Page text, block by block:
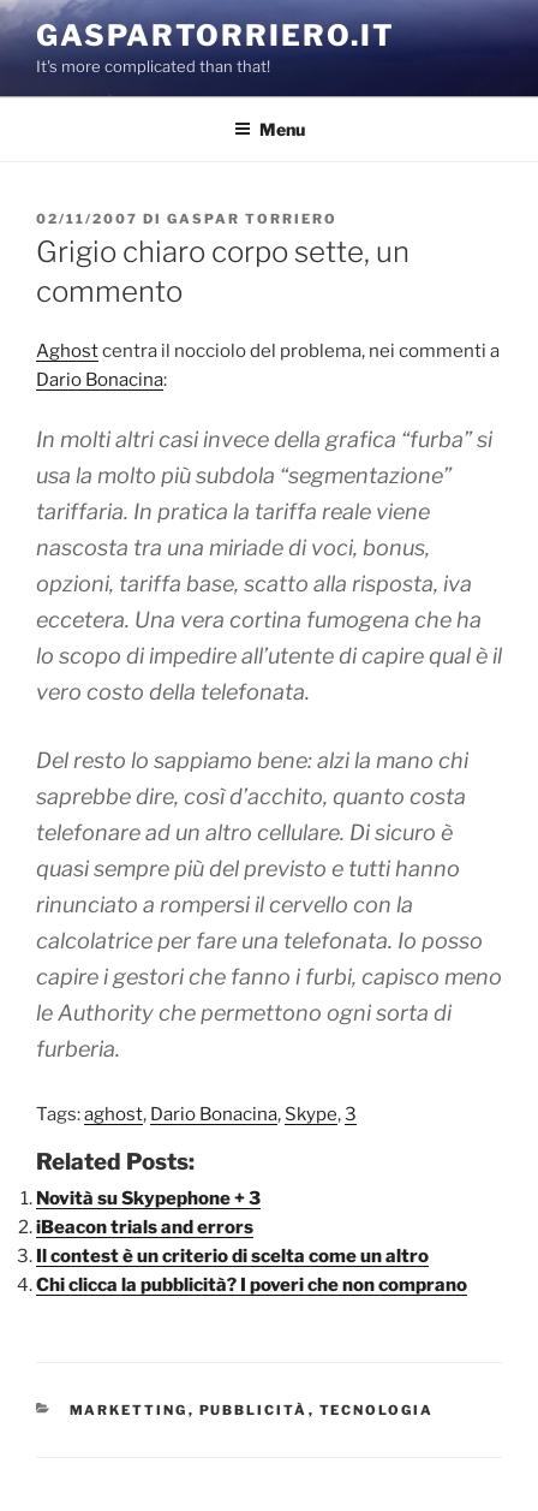
Salta
al
contenuto
GASPARTORRIERO.IT
It's more complicated than that!
Menu
PUBBLICATO
IL
02/11/2007 DI GASPAR TORRIERO
Grigio chiaro corpo sette, un
commento
Aghostcentra il nocciolo del problema, nei commenti a
Dario Bonacina:
In molti altri casi invece della grafica “furba” si
usa la molto più subdola “segmentazione”
tariffaria. In pratica la tariffa reale viene
nascosta tra una miriade di voci, bonus,
opzioni, tariffa base, scatto alla risposta, iva
eccetera. Una vera cortina fumogena che ha
lo scopo di impedire all’utente di capire qual è il
vero costo della telefonata.
Del resto lo sappiamo bene: alzi la mano chi
saprebbe dire, così d’acchito, quanto costa
telefonare ad un altro cellulare. Di sicuro è
quasi sempre più del previsto e tutti hanno
rinunciato a rompersi il cervello con la
calcolatrice per fare una telefonata. Io posso
capire i gestori che fanno i furbi, capisco meno
le Authority che permettono ogni sorta di
furberia.
Tags:aghost, Dario Bonacina, Skype,3
Related Posts:
Novità su Skypephone + 3
iBeacon trials and errors
Il contest è un criterio di scelta come un altro
Chi clicca la pubblicità? I poveri che non comprano
CATEGORIE
MARKETTING , PUBBLICITÀ , TECNOLOGIA